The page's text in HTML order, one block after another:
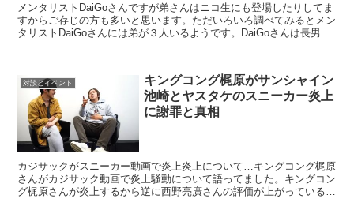
メンタリストDaiGoさんですが弟さんはニコ生にも登場したりしてま
すからご存じの方も多いと思います。ただいろいろ調べてみるとメン
タリストDaiGoさんには弟が３人いるようです。DaiGoさんは長男で
対談とイベント
キングコング梶原がサンシャイン
池崎とヤスタケのスニーカー炎上
に謝罪と真相
カジサックがスニーカー動画で炎上炎上について…キングコング梶原
さんがカジサック動画で炎上騒動について語ってました。キングコン
グ梶原さんが炎上するから逆に西野亮廣さんの評価が上がっているよ